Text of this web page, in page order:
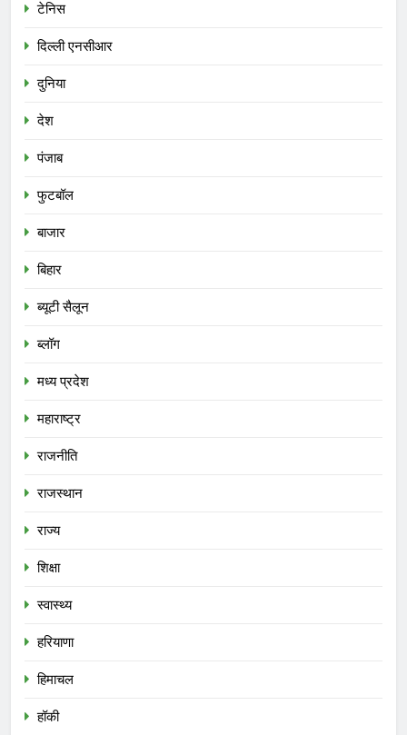
टेनिस
दिल्ली एनसीआर
दुनिया
देश
पंजाब
फुटबॉल
बाजार
बिहार
ब्यूटी सैलून
ब्लॉग
मध्य प्रदेश
महाराष्ट्र
राजनीति
राजस्थान
राज्य
शिक्षा
स्वास्थ्य
हरियाणा
हिमाचल
हॉकी